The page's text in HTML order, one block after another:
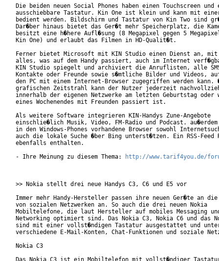
Die beiden neuen Social Phones haben einen Touchscreen und
ausschiebbare Tastatur. Kin One ist klein und kann mit
bedient werden. Bildschirm und Tastatur von Kin Two sind
Dar�ber hinaus bietet das Ger�t mehr Speicherplatz, die
besitzt eine h�here Aufl�sung (8 Megapixel gegen 5
Kin One) und erlaubt das Filmen in HD-Qualit�t.
Ferner bietet Microsoft mit KIN Studio einen Dienst an, mit
alles, was auf dem Handy passiert, auch im Internet
KIN Studio spiegelt und archiviert die Anruflisten, alle
Kontakte oder Freunde sowie s�mtliche Bilder und Videos,
den PC mit einem Internet-Browser zugegriffen werden kann.
grafischen Zeitstrahl kann der Nutzer jederzeit
innerhalb der eigenen Netzwerke am letzten Geburtstag oder
eines Wochenendes mit Freunden passiert ist.
Als weitere Software integrieren KIN-Handys Zune-Angebote
einschlie�lich Musik, Video, FM-Radio und Podcast.
in den Windows-Phones vorhandene Browser sowohl
auch die lokale Suche �ber Bing unterst�tzen. Ein RSS-Feed
ebenfalls enthalten.
- Ihre Meinung zu diesem Thema:
http://www.tarif4you.de/
>> Nokia stellt drei neue Handys C3, C6 und E5 vor
Immer mehr Handy-Hersteller passen ihre neuen Ger�te an die
von sozialen Netzwerken an. So auch die drei neuen Nokia
Mobiltelefone, die laut Hersteller auf mobiles Messaging
Networking optimiert sind. Das Nokia C3, Nokia C6 und das
sind mit einer vollst�ndigen Tastatur ausgestattet und
verschiedene E-Mail-Konten, Chat-Funktionen und soziale
Nokia C3
Das Nokia C3 ist ein Mobiltelefon mit vollst�ndiger